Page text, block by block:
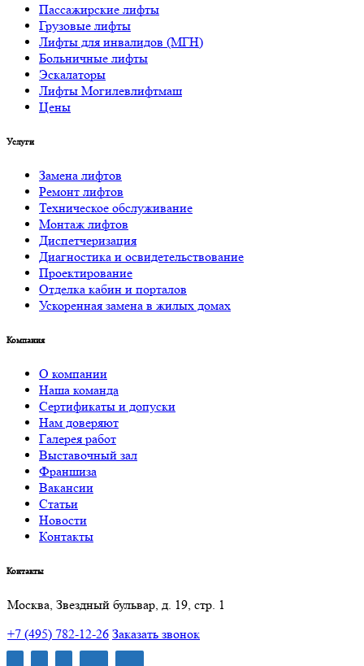
Пассажирские лифты
Грузовые лифты
Лифты для инвалидов (МГН)
Больничные лифты
Эскалаторы
Лифты Могилевлифтмаш
Цены
Услуги
Замена лифтов
Ремонт лифтов
Техническое обслуживание
Монтаж лифтов
Диспетчеризация
Диагностика и освидетельствование
Проектирование
Отделка кабин и порталов
Ускоренная замена в жилых домах
Компания
О компании
Наша команда
Сертификаты и допуски
Нам доверяют
Галерея работ
Выставочный зал
Франшиза
Вакансии
Статьи
Новости
Контакты
Контакты
Москва, Звездный бульвар, д. 19, стр. 1
+7 (495) 782-12-26 Заказать звонок